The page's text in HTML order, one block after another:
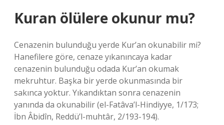
Kuran ölülere okunur mu?
Cenazenin bulunduğu yerde Kur’an okunabilir mi?
Hanefilere göre, cenaze yıkanıncaya kadar
cenazenin bulunduğu odada Kur’an okumak
mekruhtur. Başka bir yerde okunmasında bir
sakınca yoktur. Yıkandıktan sonra cenazenin
yanında da okunabilir (el-Fatâva’l-Hindiyye, 1/173;
İbn Âbidîn, Reddü’l-muhtâr, 2/193-194).